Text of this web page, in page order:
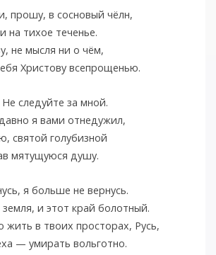
прошу, в сосновый чёлн,
на тихое теченье.
не мысля ни о чём,
Христову всепрощенью.
следуйте за мной.
я вами отнедужил,
святой голубизной
мятущуюся душу.
я больше не вернусь.
и этот край болотный.
жить в твоих просторах, Русь,
— умирать вольготно.